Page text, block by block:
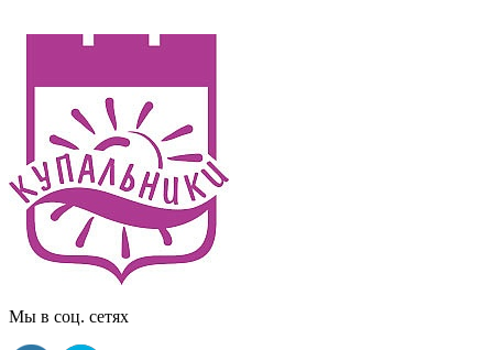
Мы в соц. сетях